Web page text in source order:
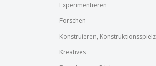
Experimentieren
Forschen
Konstruieren,
Kreatives